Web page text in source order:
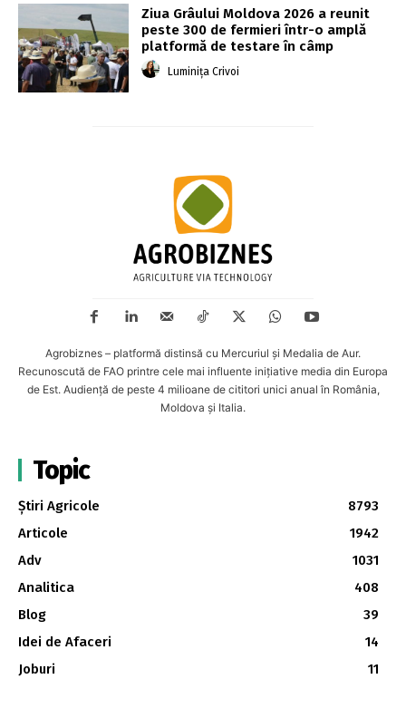
Ziua Grâului Moldova 2026 a reunit
peste 300 de fermieri într-o amplă
platformă de testare în câmp
Luminița Crivoi
Agrobiznes – platformă distinsă cu Mercuriul și Medalia de Aur.
Recunoscută de FAO printre cele mai influente inițiative media din Europa
de Est. Audiență de peste 4 milioane de cititori unici anual în România,
Moldova și Italia.
Topic
Știri Agricole
8793
Articole
1942
Adv
1031
Analitica
408
Blog
39
Idei de Afaceri
14
Joburi
11